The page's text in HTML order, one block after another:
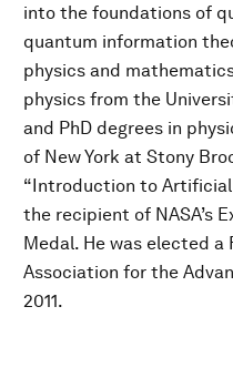
into the foundations of
quantum information
physics and
physics from the
and PhD degrees in
of New York at Stony
“Introduction to Artificial
the recipient of NASA’s
Medal. He was elected a
Association for the
2011.